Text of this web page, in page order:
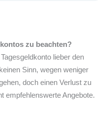
zu beachten?
lieber den
Sinn, wegen weniger
doch einen Verlust zu
empfehlenswerte Angebote.